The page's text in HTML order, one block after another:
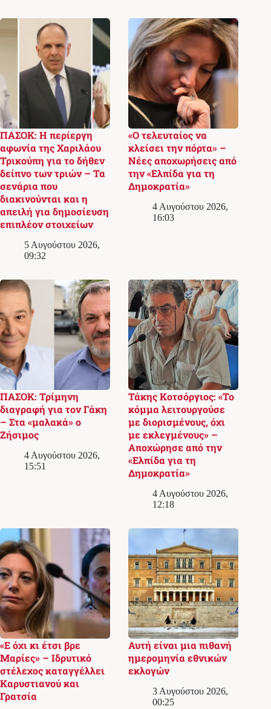
ΠΑΣΟΚ: Η περίεργη
αφωνία της Χαριλάου
Τρικούπη για το δήθεν
δείπνο των τριών – Τα
σενάρια που
διακινούνται και η
απειλή για δημοσίευση
επιπλέον στοιχείων
5 Αυγούστου 2026,
09:32
«Ο τελευταίος να
κλείσει την πόρτα» –
Νέες αποχωρήσεις από
την «Ελπίδα για τη
Δημοκρατία»
4 Αυγούστου 2026,
16:03
ΠΑΣΟΚ: Τρίμηνη
διαγραφή για τον Γάκη
– Στα «μαλακά» ο
Ζήσιμος
4 Αυγούστου 2026,
15:51
Τάκης Κοτσόργιος: «Το
κόμμα λειτουργούσε
με διορισμένους, όχι
με εκλεγμένους» –
Αποχώρησε από την
«Ελπίδα για τη
Δημοκρατία»
4 Αυγούστου 2026,
12:18
«Ε όχι κι έτσι βρε
Μαρίες» – Ιδρυτικό
στέλεχος καταγγέλλει
Καρυστιανού και
Γρατσία
Αυτή είναι μια πιθανή
ημερομηνία εθνικών
εκλογών
3 Αυγούστου 2026,
00:25